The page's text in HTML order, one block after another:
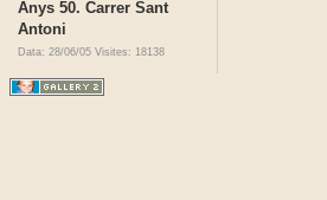
Anys 50. Carrer Sant
Antoni
Data: 28/06/05 Visites: 18138